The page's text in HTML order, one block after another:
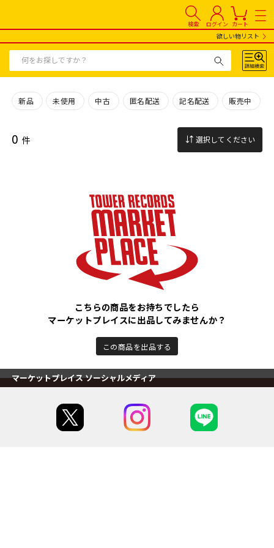
検索 ログイン カート
欲しい物リスト
新品 未使用 中古 匿名配送 記名配送 販売中
0 件 選択してください
こちらの商品をお持ちでしたら
マーケットプレイスに出品してみませんか？
この商品を出品する
マーケットプレイス ソーシャルメディア